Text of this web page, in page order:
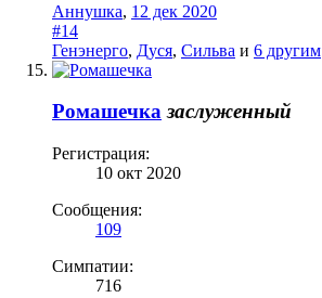
Аннушка, 12 дек 2020
#14
Генэнерго, Дуся, Сильва и 6 другим
Ромашечка заслуженный
Регистрация:
10 окт 2020
Сообщения:
109
Симпатии:
716